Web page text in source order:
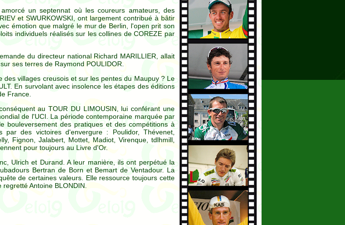
un septennat où les coureurs amateurs, des
et SWURKOWSKI, ont largement contribué à bâtir
émotion que malgré le mur de Berlin, l'open prit son
individuels réalisés sur les collines de COREZE par
du directeur national Richard MARILLIER, allait
ses terres de Raymond POULIDOR.
villages creusois et sur les pentes du Maupuy ? Le
En survolant avec insolence les étapes des éditions
France.
au TOUR DU LIMOUSIN, lui conférant une
de l'UCI. La période contemporaine marquée par
des pratiques et des compétitions à
des victoires d'envergure : Poulidor, Thévenet,
Fignon, Jalabert, Mottet, Madiot, Virenque, tdlhmill,
pour toujours au Livre d'Or.
Ulrich et Durand. A leur manière, ils ont perpétué la
Bertran de Born et Bemart de Ventadour. La
de certaines valeurs. Elle ressource toujours cette
Antoine BLONDIN.